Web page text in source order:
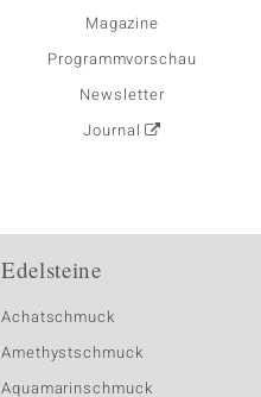
Magazine
Programmvorschau
Newsletter
Journal
Edelsteine
Achatschmuck
Amethystschmuck
Aquamarinschmuck